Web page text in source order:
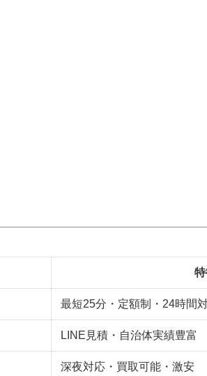
最短25分・定額制・24時間
LINE見積・自治体実績豊富
深夜対応・買取可能・激安